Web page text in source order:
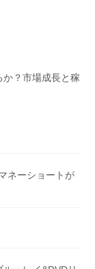
？市場成長と稼
ネーショートが